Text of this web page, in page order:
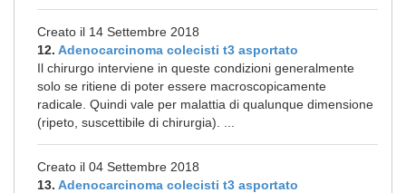
Creato il 14 Settembre 2018
12. Adenocarcinoma colecisti t3 asportato
Il chirurgo interviene in queste condizioni generalmente
solo se ritiene di poter essere macroscopicamente
radicale. Quindi vale per malattia di qualunque dimensione
(ripeto, suscettibile di chirurgia). ...
Creato il 04 Settembre 2018
13. Adenocarcinoma colecisti t3 asportato